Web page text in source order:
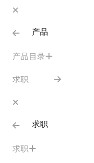
产品
产品目录
求职
求职
求职